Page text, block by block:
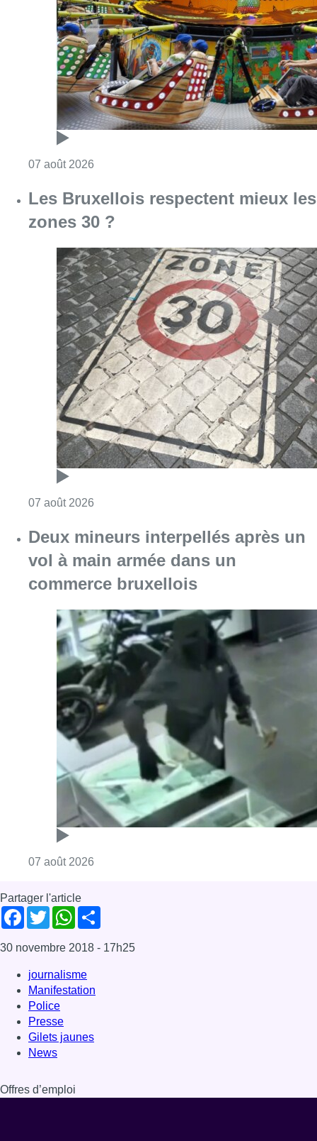
07 août 2026
Les Bruxellois respectent mieux les
zones 30 ?
07 août 2026
Deux mineurs interpellés après un
vol à main armée dans un
commerce bruxellois
07 août 2026
Partager l'article
Facebook
TwitterWhatsApp
30 novembre 2018 - 17h25
journalisme
Manifestation
Police
Presse
Gilets jaunes
News
Offres d’emploi